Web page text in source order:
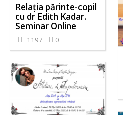
Relația părinte-copil
cu dr Edith Kadar.
Seminar Online
1197 0